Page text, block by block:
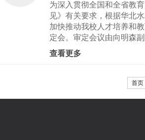
为深入贯彻全国和全省教
见》有关要求，根据华北
加快推动我校人才培养和
定会。审定会议由向明森
查看更多
首页